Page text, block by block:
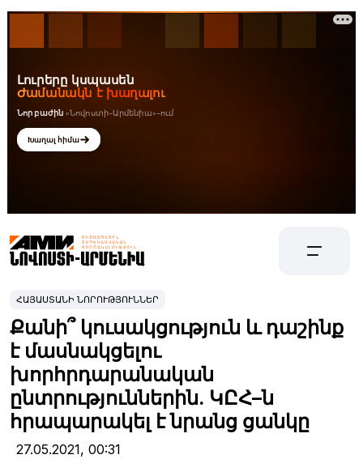
ՀԱՅԱՍՏԱՆԻ ՆՈՐՈՒԹՅՈՒՆՆԵՐ
Քանի՞ կուսակցություն և դաշինք
է մասնակցելու
խորհրդարանական
ընտրություններին. ԿԸՀ–ն
հրապարակել է նրանց ցանկը
27.05.2021, 00:31